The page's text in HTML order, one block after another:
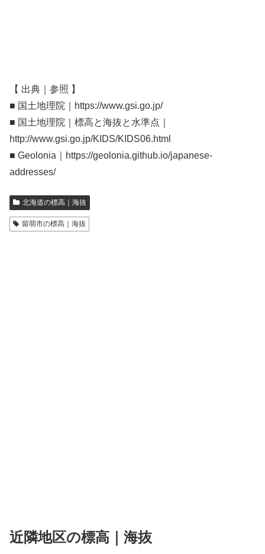
【 出典｜参照 】
■ 国土地理院｜https://www.gsi.go.jp/
■ 国土地理院｜標高と海抜と水準点｜
http://www.gsi.go.jp/KIDS/KIDS06.html
■ Geolonia｜https://geolonia.github.io/japanese-
addresses/
北海道の標高｜海抜
留萌市の標高｜海抜
近隣地区の標高｜海抜